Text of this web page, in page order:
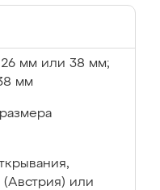
26 мм или 38 мм;
мм
(Австрия) или